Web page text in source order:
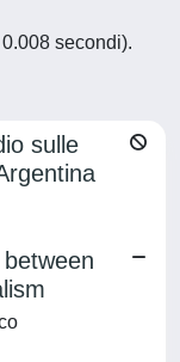
secondi).
sulle